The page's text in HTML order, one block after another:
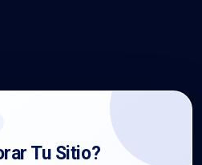
Tu Sitio?